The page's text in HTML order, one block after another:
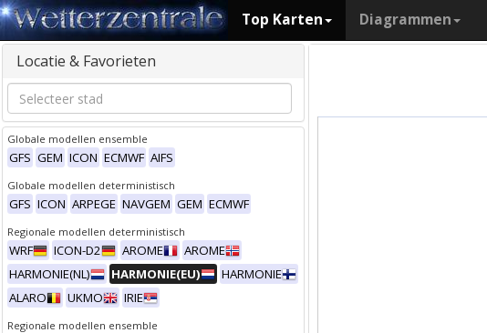
Top Karten Diagrammen
Locatie & Favorieten
Globale modellen ensemble
GFS GEM ICON ECMWF AIFS
Globale modellen deterministisch
GFS ICON ARPEGE NAVGEM GEM ECMWF
Regionale modellen deterministisch
WRF ICON-D2 AROME
AROME
HARMONIE(NL)
HARMONIE(EU)
HARMONIE
ALARO
UKMO IRIE
Regionale modellen ensemble